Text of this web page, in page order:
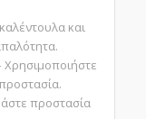
και
προστασία